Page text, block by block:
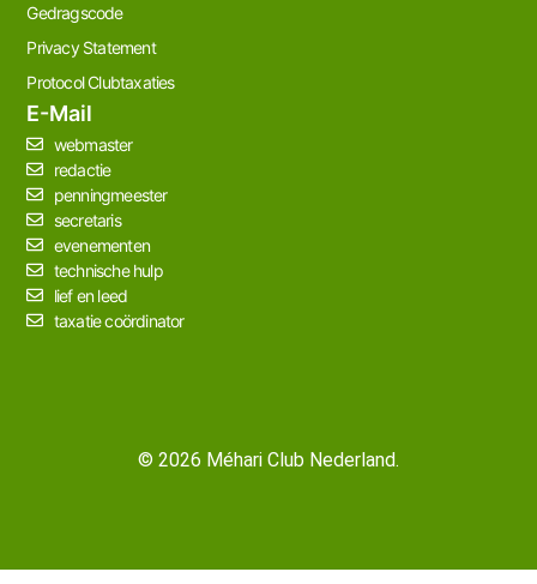
Gedragscode
Privacy Statement
Protocol Clubtaxaties
E-Mail
webmaster
redactie
penningmeester
secretaris
evenementen
technische hulp
lief en leed
taxatie coördinator
© 2026 Méhari Club Nederland.